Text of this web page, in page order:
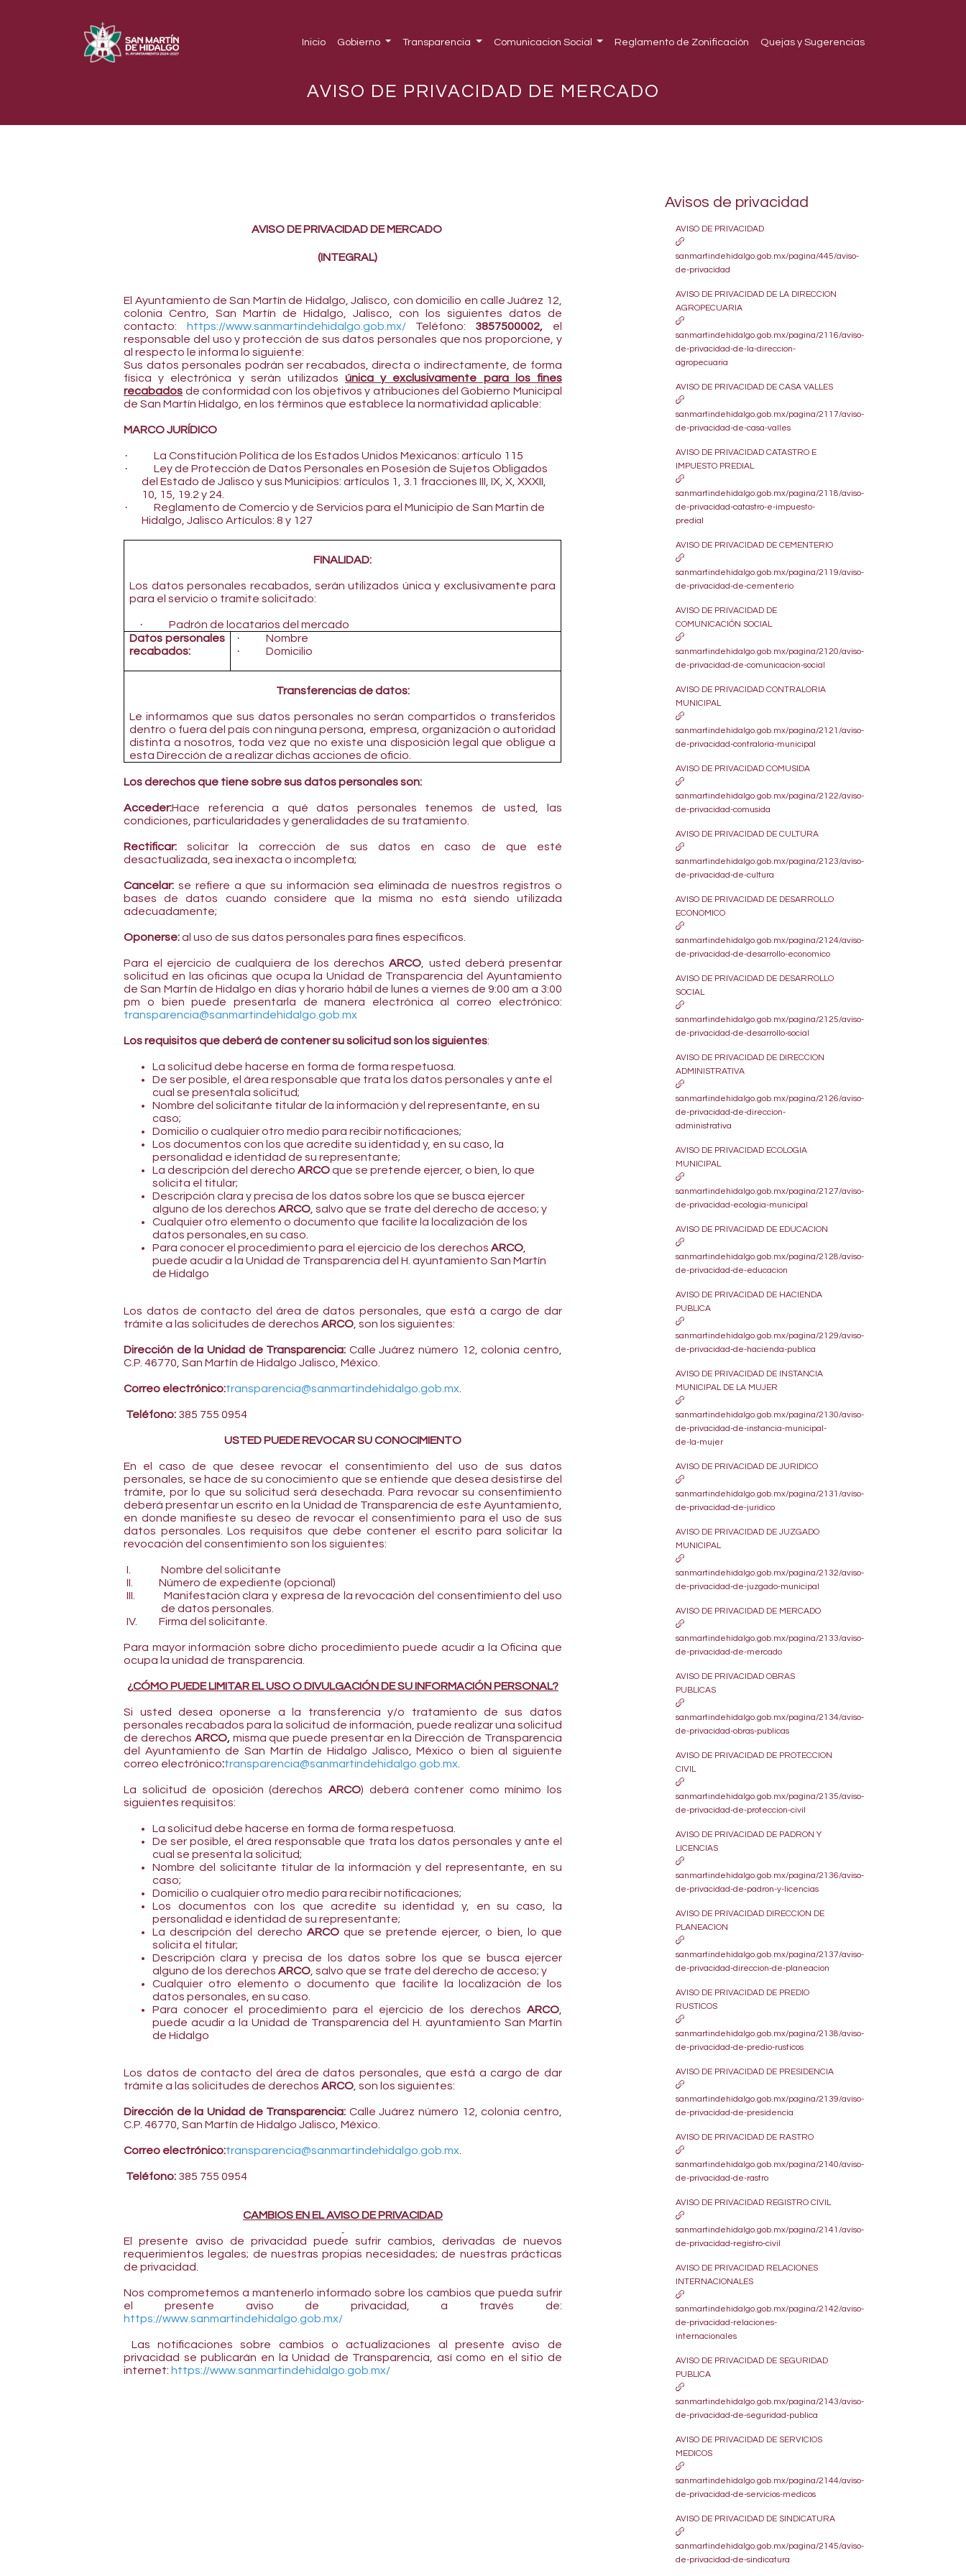
AVISO DE PRIVACIDAD DE MERCADO
Inicio Gobierno Transparencia Comunicacion Social Reglamento de Zonificación Quejas y Sugerencias
AVISO DE PRIVACIDAD DE MERCADO
(INTEGRAL)
El Ayuntamiento de San Martín de Hidalgo, Jalisco, con domicilio en calle Juárez 12,
colonia Centro, San Martín de Hidalgo, Jalisco, con los siguientes datos de
contacto:
https://www.sanmartindehidalgo.gob.mx/Teléfono: 3857500002, el
responsable del uso y protección de sus datos personales que nos proporcione, y
al respecto le informa lo siguiente:
Sus datos personales podrán ser recabados, directa o indirectamente, de forma
física y electrónica y serán utilizadosúnica y exclusivamente para los fines
recabados de conformidad con los objetivos y atribuciones del Gobierno Municipal
de San Martín Hidalgo, en los términos que establece la normatividad aplicable:
MARCO JURÍDICO
· La Constitución Política de los Estados Unidos Mexicanos: artículo 115
·
Ley de Protección de Datos Personales en Posesión de Sujetos Obligados
del Estado de Jalisco y sus Municipios: artículos 1, 3.1 fracciones III, IX, X, XXXII,
10, 15, 19.2 y 24.
·
Reglamento de Comercio y de Servicios para el Municipio de San Martin de
Hidalgo, Jalisco Artículos: 8 y 127
FINALIDAD:
Los datos personales recabados, serán utilizados única y exclusivamente para
para el servicio o tramite solicitado:
·
Padrón de locatarios del mercado
Datos personales
recabados:
· Nombre
· Domicilio
Transferencias de datos:
Le informamos que sus datos personales no serán compartidos o transferidos
dentro o fuera del país con ninguna persona, empresa, organización o autoridad
distinta a nosotros, toda vez que no existe una disposición legal que obligue a
esta Dirección de a realizar dichas acciones de oficio.
Los derechos que tiene sobre sus datos personales son:
Acceder:Hace referencia a qué datos personales tenemos de usted, las
condiciones, particularidades y generalidades de su tratamiento.
Rectificar: solicitar la corrección de sus datos en caso de que esté
desactualizada, sea inexacta o incompleta;
Cancelar: se refiere a que su información sea eliminada de nuestros registros o
bases de datos cuando considere que la misma no está siendo utilizada
adecuadamente;
Oponerse:al uso de sus datos personales para fines específicos.
Para el ejercicio de cualquiera de los derechos ARCO , usted deberá presentar
solicitud en las oficinas que ocupa la Unidad de Transparencia del Ayuntamiento
de San Martín de Hidalgo en días y horario hábil de lunes a viernes de 9:00 am a 3:00
pm o bien puede presentarla de manera electrónica al correo electrónico:
transparencia@sanmartindehidalgo.gob.mx
Los requisitos que deberá de contener su solicitud son los siguientes:
La solicitud debe hacerse en forma de forma respetuosa.
De ser posible, el área responsable que trata los datos personales y ante el
cual se presentala solicitud;
Nombre del solicitante titular de la información y del representante, en su
caso;
Domicilio o cualquier otro medio para recibir notificaciones;
Los documentos con los que acredite su identidad y, en su caso, la
personalidad e identidad de su representante;
La descripción del derechoARCOque se pretende ejercer, o bien, lo que
solicita el titular;
Descripción clara y precisa de los datos sobre los que se busca ejercer
alguno de los derechosARCO , salvo que se trate del derecho de acceso; y
Cualquier otro elemento o documento que facilite la localización de los
datos personales,en su caso.
Para conocer el procedimiento para el ejercicio de los derechosARCO
puede acudir a la Unidad de Transparencia del H. ayuntamiento San Martín
de Hidalgo
Los datos de contacto del área de datos personales, que está a cargo de dar
trámite a las solicitudes de derechos ARCO , son los siguientes:
Dirección de la Unidad de Transparencia: Calle Juárez número 12, colonia centro,
C.P. 46770, San Martín de Hidalgo Jalisco, México.
Correo electrónico:transparencia@sanmartindehidalgo.gob.mx
Teléfono: 385 755 0954
USTED PUEDE REVOCAR SU CONOCIMIENTO
En el caso de que desee revocar el consentimiento del uso de sus datos
personales, se hace de su conocimiento que se entiende que desea desistirse del
trámite, por lo que su solicitud será desechada. Para revocar su consentimiento
deberá presentar un escrito en la Unidad de Transparencia de este Ayuntamiento,
en donde manifieste su deseo de revocar el consentimiento para el uso de sus
datos personales. Los requisitos que debe contener el escrito para solicitar la
revocación del consentimiento son los siguientes:
I.
Nombre del solicitante
II.
Número de expediente (opcional)
III.
Manifestación clara y expresa de la revocación del consentimiento del uso
de datos personales.
IV.
Firma del solicitante.
Para mayor información sobre dicho procedimiento puede acudir a la Oficina que
ocupa la unidad de transparencia.
¿CÓMO PUEDE LIMITAR EL USO O DIVULGACIÓN DE SU INFORMACIÓN PERSONAL?
Si usted desea oponerse a la transferencia y/o tratamiento de sus datos
personales recabados para la solicitud de información, puede realizar una solicitud
de derechos ARCO,misma que puede presentar en la Dirección de Transparencia
del Ayuntamiento de San Martín de Hidalgo Jalisco, México o bien al siguiente
correo electrónico:transparencia@sanmartindehidalgo.gob.mx
La solicitud de oposición (derechos ARCO) deberá contener como mínimo los
siguientes requisitos:
La solicitud debe hacerse en forma de forma respetuosa.
De ser posible, el área responsable que trata los datos personales y ante el
cual se presenta la solicitud;
Nombre del solicitante titular de la información y del representante, en su
caso;
Domicilio o cualquier otro medio para recibir notificaciones;
Los documentos con los que acredite su identidad y, en su caso, la
personalidad e identidad de su representante;
La descripción del derecho ARCOque se pretende ejercer, o bien, lo que
solicita el titular;
Descripción clara y precisa de los datos sobre los que se busca ejercer
alguno de los derechosARCO , salvo que se trate del derecho de acceso; y
Cualquier otro elemento o documento que facilite la localización de los
datos personales, en su caso.
Para conocer el procedimiento para el ejercicio de los derechos ARCO,
puede acudir a la Unidad de Transparencia del H. ayuntamiento San Martín
de Hidalgo
Los datos de contacto del área de datos personales, que está a cargo de dar
trámite a las solicitudes de derechos ARCO , son los siguientes:
Dirección de la Unidad de Transparencia: Calle Juárez número 12, colonia centro,
C.P. 46770, San Martín de Hidalgo Jalisco, México.
Correo electrónico:transparencia@sanmartindehidalgo.gob.mx
Teléfono: 385 755 0954
CAMBIOS EN EL AVISO DE PRIVACIDAD
El presente aviso de privacidad puede sufrir cambios, derivadas de nuevos
requerimientos legales; de nuestras propias necesidades; de nuestras prácticas
de privacidad.
Nos comprometemos a mantenerlo informado sobre los cambios que pueda sufrir
el presente aviso de privacidad, a través de:
https://www.sanmartindehidalgo.gob.mx/
Las notificaciones sobre cambios o actualizaciones al presente aviso de
privacidad se publicarán en la Unidad de Transparencia, así como en el sitio de
internet: https://www.sanmartindehidalgo.gob.mx/
Avisos de privacidad
AVISO DE PRIVACIDAD
sanmartindehidalgo.gob.mx/pagina/445/aviso-
de-privacidad
AVISO DE PRIVACIDAD DE LA DIRECCION
AGROPECUARIA
sanmartindehidalgo.gob.mx/pagina/2116/aviso-
de-privacidad-de-la-direccion-
agropecuaria
AVISO DE PRIVACIDAD DE CASA VALLES
sanmartindehidalgo.gob.mx/pagina/2117/aviso-
de-privacidad-de-casa-valles
AVISO DE PRIVACIDAD CATASTRO E
IMPUESTO PREDIAL
sanmartindehidalgo.gob.mx/pagina/2118/aviso-
de-privacidad-catastro-e-impuesto-
predial
AVISO DE PRIVACIDAD DE CEMENTERIO
sanmartindehidalgo.gob.mx/pagina/2119/aviso-
de-privacidad-de-cementerio
AVISO DE PRIVACIDAD DE
COMUNICACIÓN SOCIAL
sanmartindehidalgo.gob.mx/pagina/2120/aviso-
de-privacidad-de-comunicacion-social
AVISO DE PRIVACIDAD CONTRALORIA
MUNICIPAL
sanmartindehidalgo.gob.mx/pagina/2121/aviso-
de-privacidad-contraloria-municipal
AVISO DE PRIVACIDAD COMUSIDA
sanmartindehidalgo.gob.mx/pagina/2122/aviso-
de-privacidad-comusida
AVISO DE PRIVACIDAD DE CULTURA
sanmartindehidalgo.gob.mx/pagina/2123/aviso-
de-privacidad-de-cultura
AVISO DE PRIVACIDAD DE DESARROLLO
ECONOMICO
sanmartindehidalgo.gob.mx/pagina/2124/aviso-
de-privacidad-de-desarrollo-economico
AVISO DE PRIVACIDAD DE DESARROLLO
SOCIAL
sanmartindehidalgo.gob.mx/pagina/2125/aviso-
de-privacidad-de-desarrollo-social
AVISO DE PRIVACIDAD DE DIRECCION
ADMINISTRATIVA
sanmartindehidalgo.gob.mx/pagina/2126/aviso-
de-privacidad-de-direccion-
administrativa
AVISO DE PRIVACIDAD ECOLOGIA
MUNICIPAL
sanmartindehidalgo.gob.mx/pagina/2127/aviso-
de-privacidad-ecologia-municipal
AVISO DE PRIVACIDAD DE EDUCACION
sanmartindehidalgo.gob.mx/pagina/2128/aviso-
de-privacidad-de-educacion
AVISO DE PRIVACIDAD DE HACIENDA
PUBLICA
sanmartindehidalgo.gob.mx/pagina/2129/aviso-
de-privacidad-de-hacienda-publica
AVISO DE PRIVACIDAD DE INSTANCIA
MUNICIPAL DE LA MUJER
sanmartindehidalgo.gob.mx/pagina/2130/aviso-
de-privacidad-de-instancia-municipal-
de-la-mujer
AVISO DE PRIVACIDAD DE JURIDICO
sanmartindehidalgo.gob.mx/pagina/2131/aviso-
de-privacidad-de-juridico
AVISO DE PRIVACIDAD DE JUZGADO
MUNICIPAL
sanmartindehidalgo.gob.mx/pagina/2132/aviso-
de-privacidad-de-juzgado-municipal
AVISO DE PRIVACIDAD DE MERCADO
sanmartindehidalgo.gob.mx/pagina/2133/aviso-
de-privacidad-de-mercado
AVISO DE PRIVACIDAD OBRAS
PUBLICAS
sanmartindehidalgo.gob.mx/pagina/2134/aviso-
de-privacidad-obras-publicas
AVISO DE PRIVACIDAD DE PROTECCION
CIVIL
sanmartindehidalgo.gob.mx/pagina/2135/aviso-
de-privacidad-de-proteccion-civil
AVISO DE PRIVACIDAD DE PADRON Y
LICENCIAS
sanmartindehidalgo.gob.mx/pagina/2136/aviso-
de-privacidad-de-padron-y-licencias
AVISO DE PRIVACIDAD DIRECCION DE
PLANEACION
sanmartindehidalgo.gob.mx/pagina/2137/aviso-
de-privacidad-direccion-de-planeacion
AVISO DE PRIVACIDAD DE PREDIO
RUSTICOS
sanmartindehidalgo.gob.mx/pagina/2138/aviso-
de-privacidad-de-predio-rusticos
AVISO DE PRIVACIDAD DE PRESIDENCIA
sanmartindehidalgo.gob.mx/pagina/2139/aviso-
de-privacidad-de-presidencia
AVISO DE PRIVACIDAD DE RASTRO
sanmartindehidalgo.gob.mx/pagina/2140/aviso-
de-privacidad-de-rastro
AVISO DE PRIVACIDAD REGISTRO CIVIL
sanmartindehidalgo.gob.mx/pagina/2141/aviso-
de-privacidad-registro-civil
AVISO DE PRIVACIDAD RELACIONES
INTERNACIONALES
sanmartindehidalgo.gob.mx/pagina/2142/aviso-
de-privacidad-relaciones-
internacionales
AVISO DE PRIVACIDAD DE SEGURIDAD
PUBLICA
sanmartindehidalgo.gob.mx/pagina/2143/aviso-
de-privacidad-de-seguridad-publica
AVISO DE PRIVACIDAD DE SERVICIOS
MEDICOS
sanmartindehidalgo.gob.mx/pagina/2144/aviso-
de-privacidad-de-servicios-medicos
AVISO DE PRIVACIDAD DE SINDICATURA
sanmartindehidalgo.gob.mx/pagina/2145/aviso-
de-privacidad-de-sindicatura